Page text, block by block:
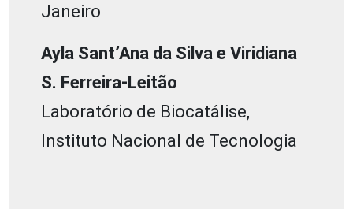
Janeiro
Ayla Sant’Ana da Silva e Viridiana
S. Ferreira-Leitão
Laboratório de Biocatálise,
Instituto Nacional de Tecnologia